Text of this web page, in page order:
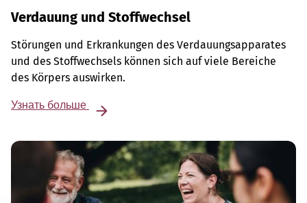
Verdauung und Stoffwechsel
Störungen und Erkrankungen des Verdauungsapparates
und des Stoffwechsels können sich auf viele Bereiche
des Körpers auswirken.
Узнать больше